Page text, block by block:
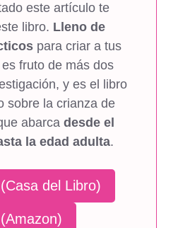
este artículo te
libro. Lleno de
para criar a tus
fruto de más dos
y es el libro
sobre la crianza de
abarca desde el
la edad adulta.
(Casa del Libro)
(Amazon)